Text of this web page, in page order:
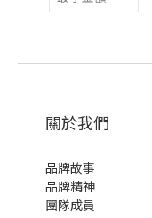
關於我們
品牌故事
品牌精神
團隊成員